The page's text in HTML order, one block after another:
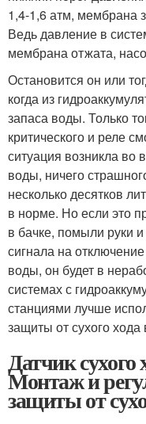
1,4-1,6 атм, мембрана
Ведь давление в
мембрана отжата,
Остановится он или
когда из
запаса воды. Только
критического и реле
ситуация возникла во
воды, ничего
несколько десятков
в норме. Но если это
в бачке, помыли руки
сигнала на
воды, он будет в
системах с
станциями лучше
защиты от сухого хода
Датчик сухого
Монтаж и
защиты от